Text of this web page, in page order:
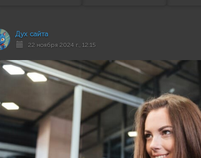
Дух сайта
22 ноября 2024 г., 12:15